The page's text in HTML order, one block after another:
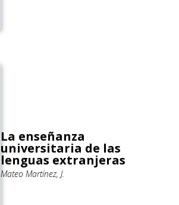
La enseñanza
universitaria de las
lenguas extranjeras
Mateo Martínez, J.